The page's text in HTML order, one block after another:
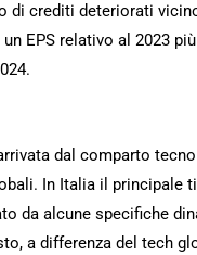
di crediti deteriorati
EPS relativo al 2023
dal comparto
In Italia il principale
da alcune specifiche
a differenza del tech